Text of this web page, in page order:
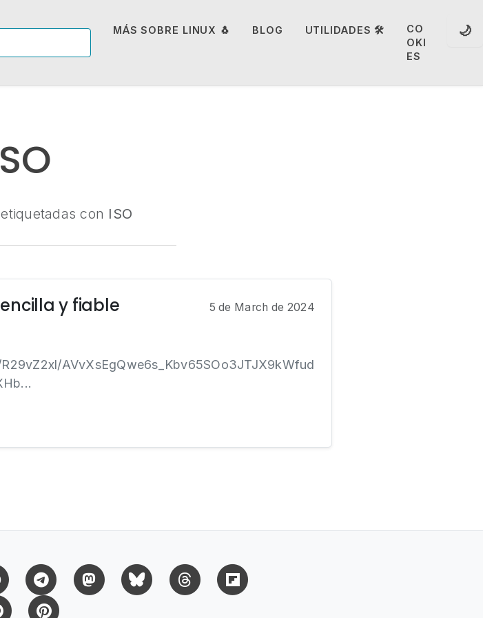
MÁS SOBRE LINUX 🐧 BLOG UTILIDADES 🛠️
CO
OKI
ES
🌙
con ISO
y fiable 5 de March de 2024
AVvXsEgQwe6s_Kbv65SOo3JTJX9kWfud
Reddit Telegram MastodonBluesky Threads
Pinterest